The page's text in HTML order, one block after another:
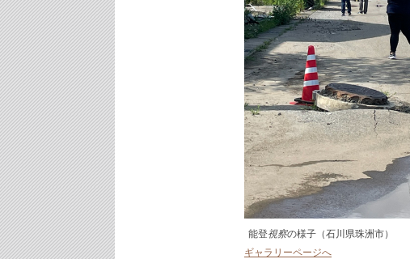
能登視察の様子（石川県珠洲市）
ギャラリーページへ